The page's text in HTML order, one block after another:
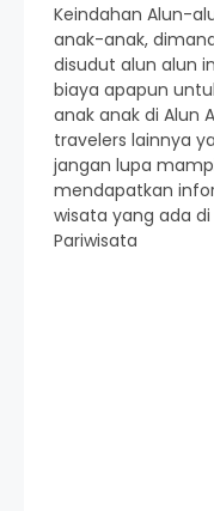
Keindahan Alun-
anak-anak,
disudut alun alun
biaya apapun
anak anak di Alun
travelers lainnya
jangan lupa
mendapatkan
wisata yang ada
Pariwisata